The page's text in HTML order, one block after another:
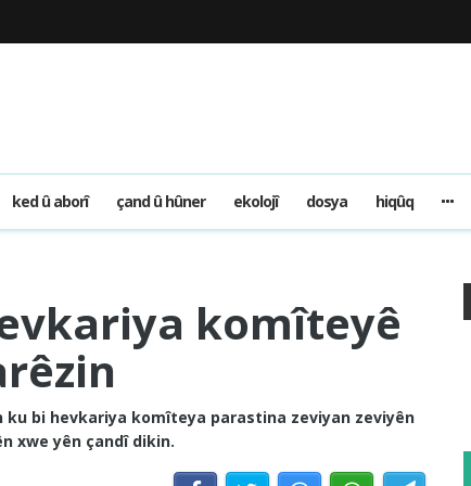
ked û aborî çand û hûner ekolojî dosya hiqûq
komîteyê
bi hevkariya komîteya parastina zeviyan zeviyên
xwe yên çandî dikin.